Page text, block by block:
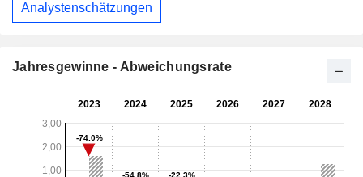
Analystenschätzungen
Jahresgewinne - Abweichungsrate